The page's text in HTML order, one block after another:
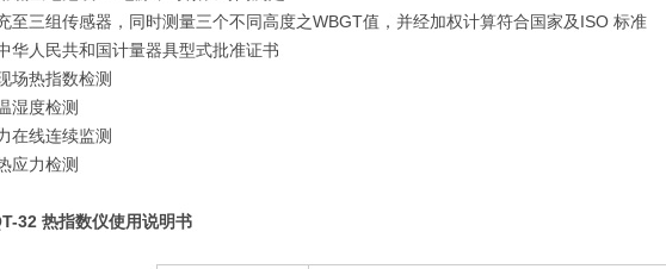
至三组传感器，同时测量三个不同高度之WBGT值，并经加权计算符合国家及ISO 标准
华人民共和国计量器具型式批准证书
场热指数检测
湿度检测
在线连续监测
应力检测
32 热指数仪使用说明书